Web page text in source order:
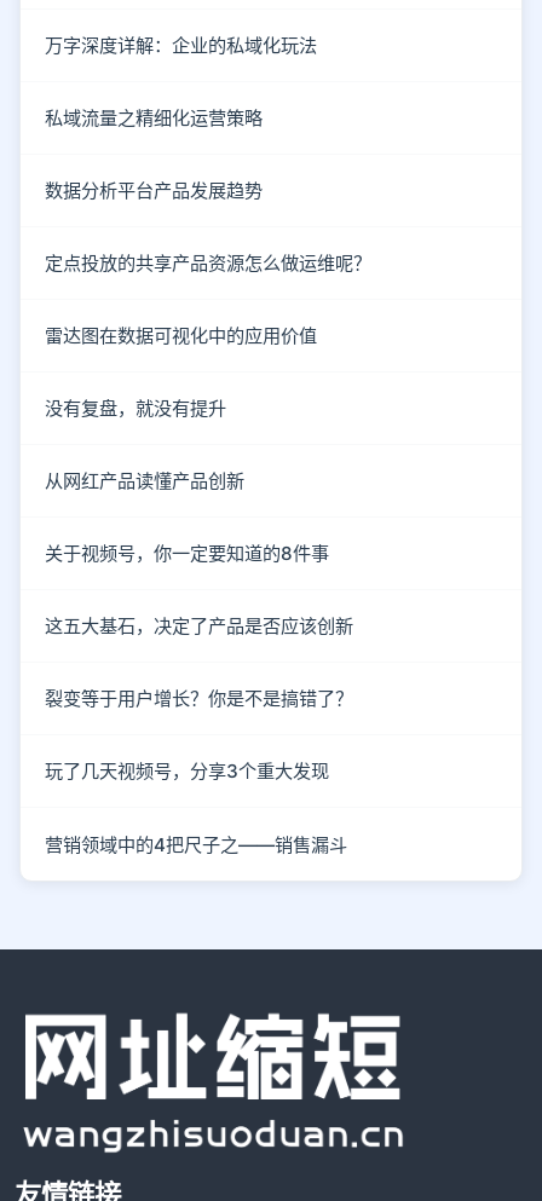
万字深度详解：企业的私域化玩法
私域流量之精细化运营策略
数据分析平台产品发展趋势
定点投放的共享产品资源怎么做运维呢？
雷达图在数据可视化中的应用价值
没有复盘，就没有提升
从网红产品读懂产品创新
关于视频号，你一定要知道的8件事
这五大基石，决定了产品是否应该创新
裂变等于用户增长？你是不是搞错了？
玩了几天视频号，分享3个重大发现
营销领域中的4把尺子之——销售漏斗